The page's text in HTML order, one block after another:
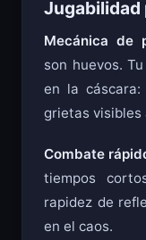
Jugabilidad
Mecánica de
son huevos.
en la cáscara:
grietas visibles
Combate
tiempos
rapidez de
en el caos.